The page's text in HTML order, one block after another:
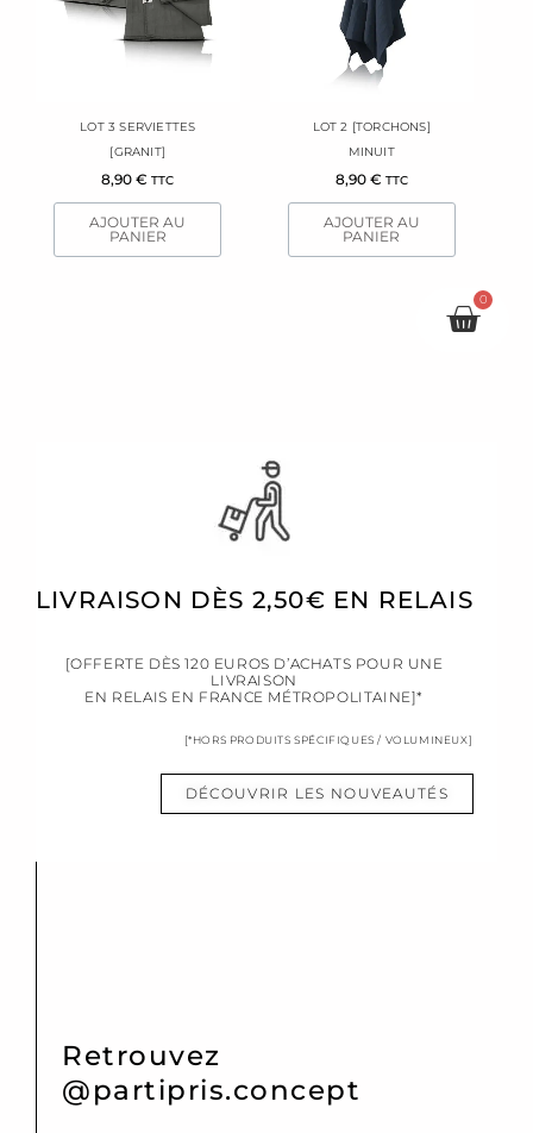
LOT 3 SERVIETTES
[GRANIT]
8,90€ TTC
AJOUTER AU
PANIER
LOT 2 [TORCHONS]
MINUIT
8,90 € TTC
AJOUTER AU
PANIER
0
LIVRAISON DÈS 2,50€ EN RELAIS
[OFFERTE DÈS 120 EUROS D’ACHATS POUR UNE
LIVRAISON
EN RELAIS EN FRANCE MÉTROPOLITAINE]*
[*HORS PRODUITS SPÉCIFIQUES / VOLUMINEUX]
DÉCOUVRIR LES NOUVEAUTÉS
Retrouvez
@partipris.concept